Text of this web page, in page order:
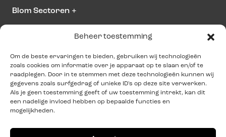
Beheer toestemming
Om de beste ervaringen te bieden, gebruiken wij technologieën
zoals cookies om informatie over je apparaat op te slaan en/of te
raadplegen. Door in te stemmen met deze technologieën kunnen wij
gegevens zoals surfgedrag of unieke ID's op deze site verwerken.
Als je geen toestemming geeft of uw toestemming intrekt, kan dit
een nadelige invloed hebben op bepaalde functies en
mogelijkheden.
Blom Sectoren +
info@blominteriors.com
+31 (0)515 33 41 00